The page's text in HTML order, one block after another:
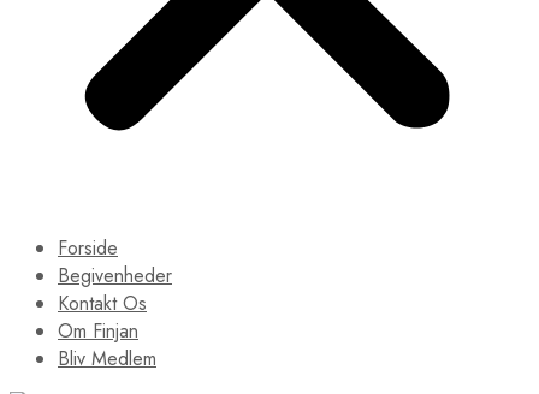
Forside
Begivenheder
Kontakt Os
Om Finjan
Bliv Medlem